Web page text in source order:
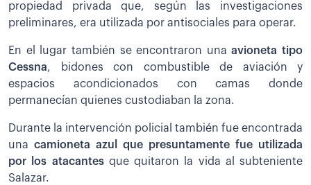
propiedad privada que, según las investigaciones
preliminares, era utilizada por antisociales para operar.
En el lugar también se encontraron unaavioneta tipo
Cessna, bidones con combustible de aviación y
espacios acondicionados con camas donde
permanecían quienes custodiaban la zona.
Durante la intervención policial también fue encontrada
una camioneta azul que presuntamente fue utilizada
por los atacantes que quitaron la vida al subteniente
Salazar.